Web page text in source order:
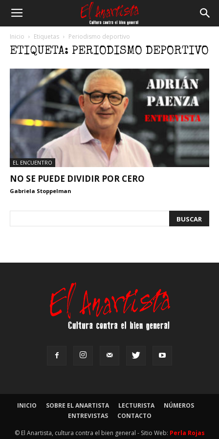
Inicio Etiquetas Periodismo deportivo
ETIQUETA: PERIODISMO DEPORTIVO
EL ENCUENTRO
NO SE PUEDE DIVIDIR POR CERO
Gabriela Stoppelman
INICIO SOBRE EL ANARTISTA LECTURISTA
NÚMEROS
ENTREVISTAS
CONTACTO
© El Anartista, cultura contra el bien general - Sitio Web: Perla Rojas